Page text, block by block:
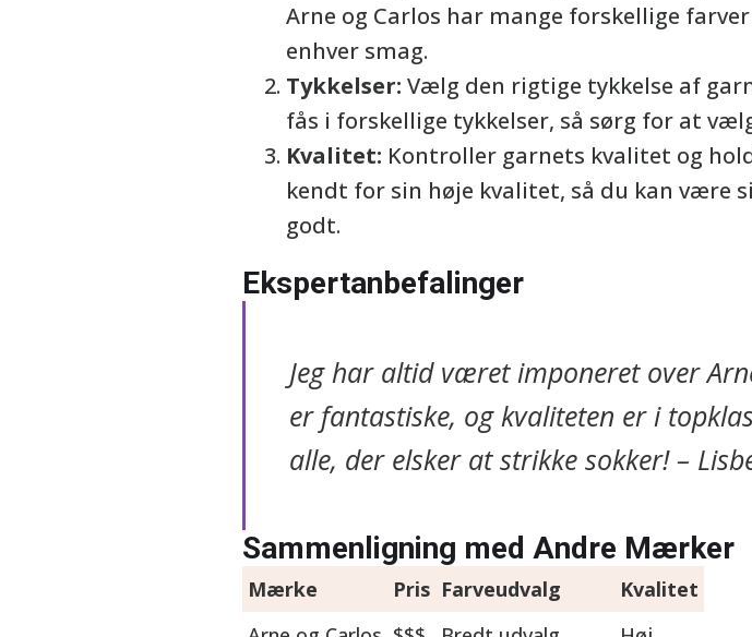
Arne og Carlos har mange forskellige
enhver smag.
Tykkelser: Vælg den rigtige tykkelse af
fås i forskellige tykkelser, så sørg for at
Kvalitet: Kontroller garnets kvalitet og
kendt for sin høje kvalitet, så du kan være
godt.
Ekspertanbefalinger
Jeg har altid været imponeret over
er fantastiske, og kvaliteten er i
alle, der elsker at strikke sokker! –
Sammenligning med Andre Mærker
Mærke Pris Farveudvalg
Kvalitet